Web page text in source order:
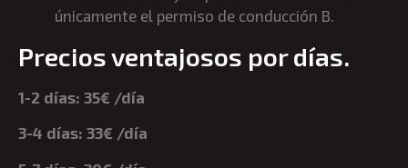
únicamente el permiso de conducción B.
Precios ventajosos por días.
1-2 días: 35€ /día
3-4 días: 33€ /día